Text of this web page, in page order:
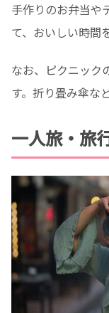
手作りのお弁当や
て、おいしい時間
なお、ピクニック
す。折り畳み傘な
一人旅・旅